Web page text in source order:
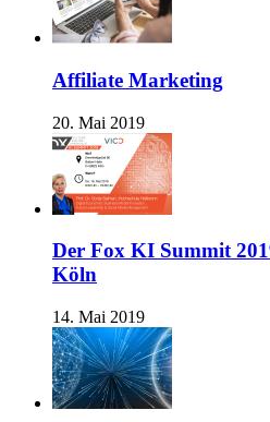
Affiliate Marketing
20. Mai 2019
Der Fox KI Summit
Köln
14. Mai 2019